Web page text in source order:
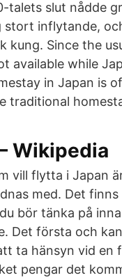
talets slut nådde
stort inflytande,
kung. Since the
available while
in Japan is
traditional
Wikipedia
vill flytta i Japan
med. Det finns
bör tänka på
Det första och
ta hänsyn vid en
pengar det